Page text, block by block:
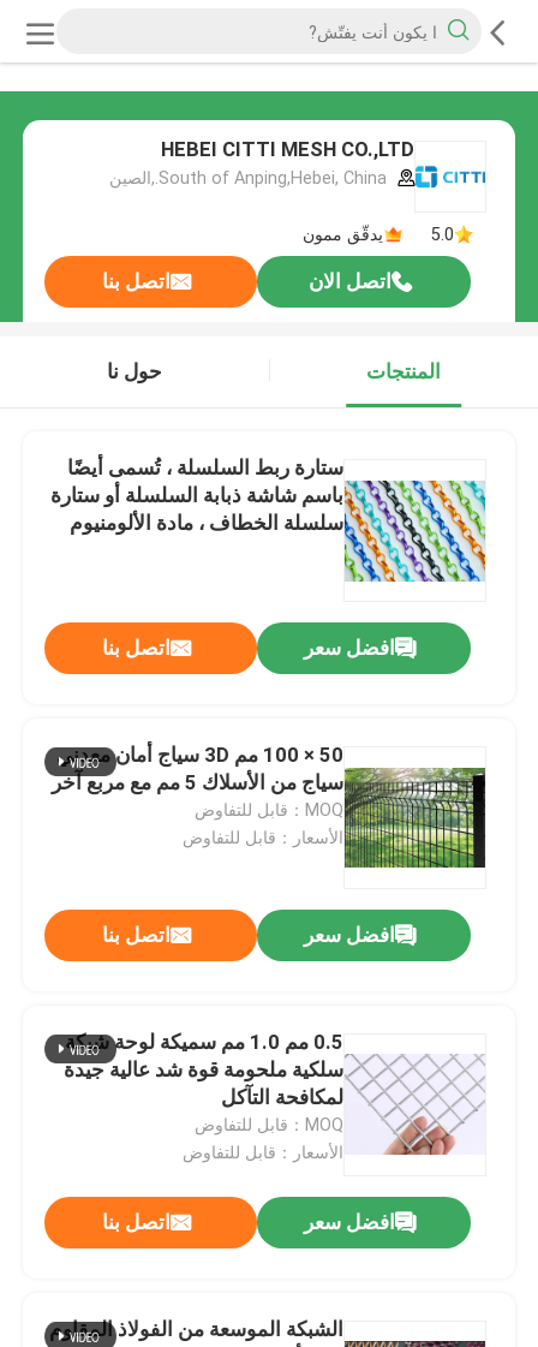
HEBEI CITTI MESH CO.,LTD
5.0 يدقّق ممون
اتصل الان اتصل بنا
المنتجات حول نا
ستارة ربط السلسلة ، تُسمى أيضًا
باسم شاشة ذبابة السلسلة أو ستارة
سلسلة الخطاف ، مادة الألومنيوم
افضل سعر اتصل بنا
50 × 100 مم 3D سياج أمان معدني
سياج من الأسلاك 5 مم مع مربع آخر
MOQ：قابل للتفاوض
الأسعار：قابل للتفاوض
افضل سعر اتصل بنا
0.5 مم 1.0 مم سميكة لوحة شبكة
سلكية ملحومة قوة شد عالية جيدة
لمكافحة التآكل
MOQ：قابل للتفاوض
الأسعار：قابل للتفاوض
افضل سعر اتصل بنا
الشبكة الموسعة من الفولاذ المقاوم